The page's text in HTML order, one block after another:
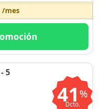
/mes
5
41 %
Dcto.